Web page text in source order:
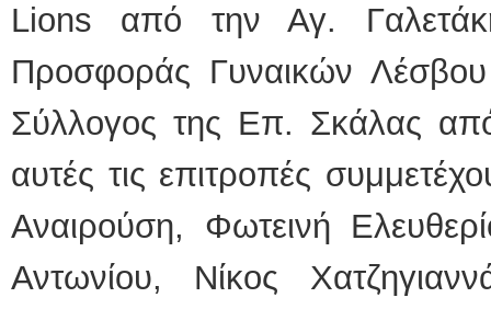
Lions από την Αγ.
Προσφοράς Γυναικών
Σύλλογος της Επ. Σκάλας
αυτές τις επιτροπές
Αναιρούση, Φωτεινή
Αντωνίου, Νίκος